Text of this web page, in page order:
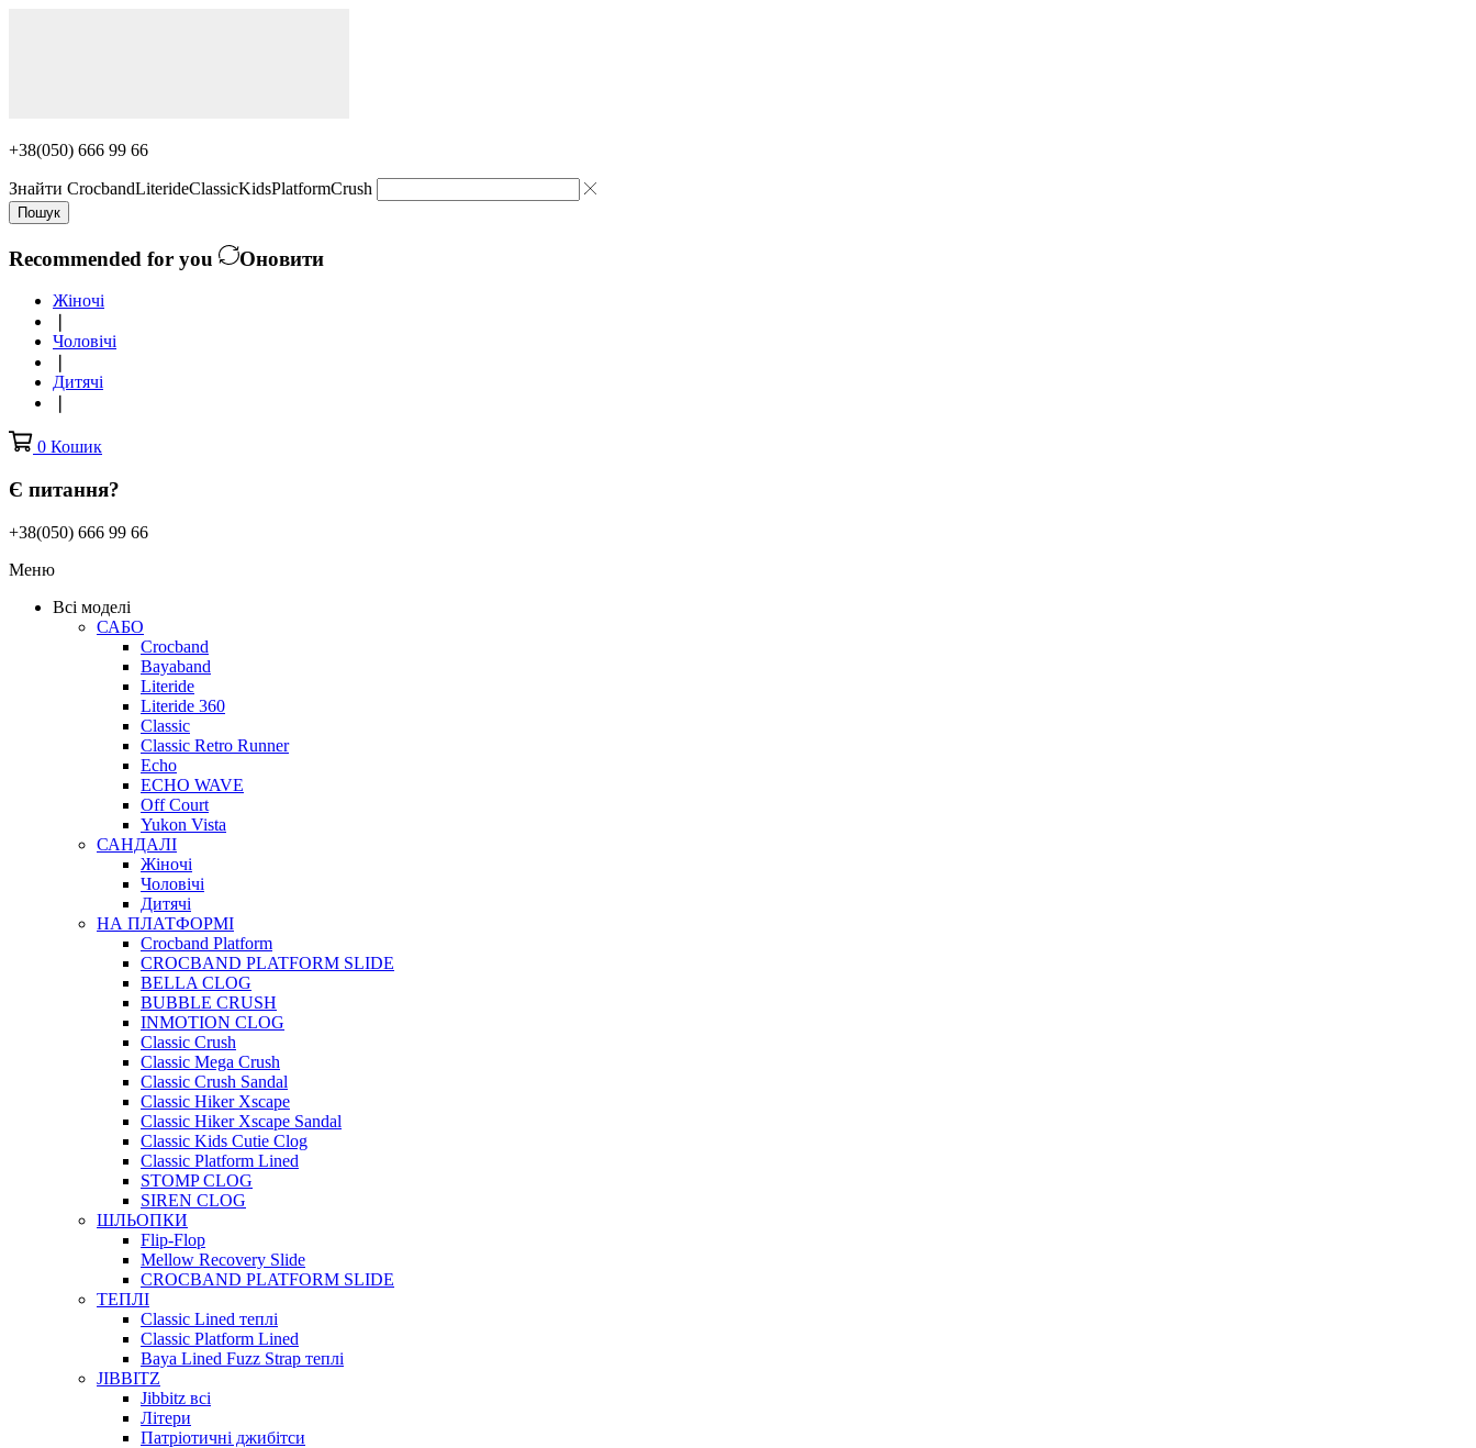
+38(050) 666 99 66
Знайти CrocbandLiterideClassicKidsPlatformCrush
Пошук
Recommended for you Оновити
Жіночі
Чоловічі
Дитячі
0 Кошик
Є питання?
+38(050) 666 99 66
Меню
Всі моделі
САБО
Crocband
Bayaband
Literide
Literide 360
Classic
Classic Retro Runner
Echo
ECHO WAVE
Off Court
Yukon Vista
САНДАЛІ
Жіночі
Чоловічі
Дитячі
НА ПЛАТФОРМІ
Crocband Platform
CROCBAND PLATFORM SLIDE
BELLA CLOG
BUBBLE CRUSH
INMOTION CLOG
Classic Crush
Classic Mega Crush
Classic Crush Sandal
Classic Hiker Xscape
Classic Hiker Xscape Sandal
Classic Kids Cutie Clog
Classic Platform Lined
STOMP CLOG
SIREN CLOG
ШЛЬОПКИ
Flip-Flop
Mellow Recovery Slide
CROCBAND PLATFORM SLIDE
ТЕПЛІ
Classic Lined теплі
Classic Platform Lined
Baya Lined Fuzz Strap теплі
JIBBITZ
Jibbitz всі
Літери
Патріотичні джибітси